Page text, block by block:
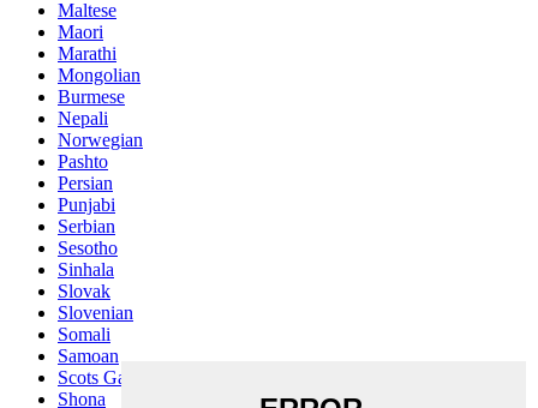
Maltese
Maori
Marathi
Mongolian
Burmese
Nepali
Norwegian
Pashto
Persian
Punjabi
Serbian
Sesotho
Sinhala
Slovak
Slovenian
Somali
Samoan
Scots Gaelic
Shona